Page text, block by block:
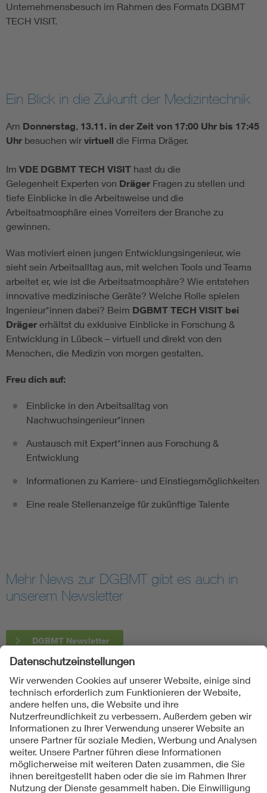
Unternehmensbesuch im Rahmen des Formats DGBMT
TECH VISIT.
Ein Blick in die Zukunft der Medizintechnik
Am Donnerstag, 13.11. in der Zeit von 17:00 Uhr bis 17:45
Uhr besuchen wirvirtuell die Firma Dräger.
Im VDE DGBMT TECH VISIT hast du die
Gelegenheit Experten von Dräger Fragen zu stellen und
tiefe Einblicke in die Arbeitsweise und die
Arbeitsatmosphäre eines Vorreiters der Branche zu
gewinnen.
Was motiviert einen jungen Entwicklungsingenieur, wie
sieht sein Arbeitsalltag aus, mit welchen Tools und Teams
arbeitet er, wie ist die Arbeitsatmosphäre? Wie entstehen
innovative medizinische Geräte? Welche Rolle spielen
Ingenieur*innen dabei? Beim DGBMT TECH VISIT bei
Dräger erhältst du exklusive Einblicke in Forschung &
Entwicklung in Lübeck – virtuell und direkt von den
Menschen, die Medizin von morgen gestalten.
Freu dich auf:
Einblicke in den Arbeitsalltag von
Nachwuchsingenieur*innen
Austausch mit Expert*innen aus Forschung &
Entwicklung
Informationen zu Karriere- und Einstiegsmöglichkeiten
Eine reale Stellenanzeige für zukünftige Talente
Mehr News zur DGBMT gibt es auch in
unserem Newsletter
DGBMT Newsletter
Folgen Sie uns